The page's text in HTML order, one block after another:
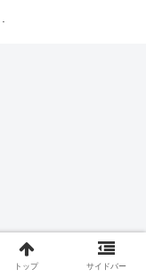
トップ サイドバー